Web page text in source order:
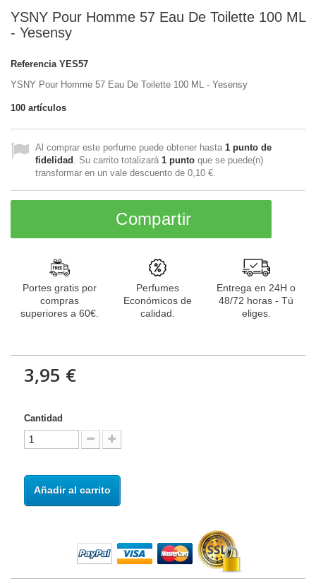
YSNY Pour Homme 57 Eau De Toilette 100 ML
- Yesensy
Referencia YES57
YSNY Pour Homme 57 Eau De Toilette 100 ML - Yesensy
100 artículos
Al comprar este perfume puede obtener hasta 1 punto de
fidelidad . Su carrito totalizará 1 punto que se puede(n)
transformar en un vale descuento de 0,10 €
Compartir
Portes gratis por
compras
superiores a 60€.
Perfumes
Económicos de
calidad.
Entrega en 24H o
48/72 horas - Tú
eliges.
3,95 €
Cantidad
Añadir al carrito